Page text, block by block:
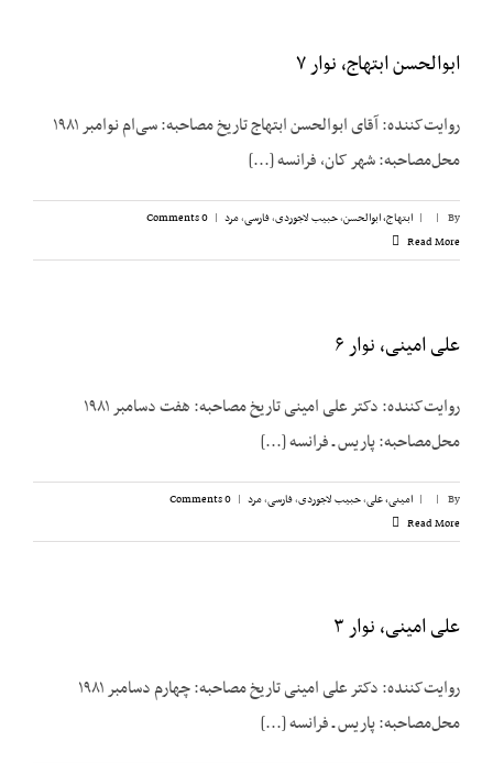
ابوالحسن ابتهاج، نوار ۷
روایت‌کننده: آقای ابوالحسن ابتهاج تاریخ مصاحبه: سی‌ام نوامبر ۱۹۸۱
محل‌مصاحبه: شهر کان، فرانسه [...]
By
|
| ابتهاج، ابوالحسن,حبیب لاجوردی,فارسی,مرد |
0 Comments
Read More
علی امینی، نوار ۶
روایت‌کننده: دکتر علی امینی تاریخ مصاحبه: هفت دسامبر ۱۹۸۱
محل‌مصاحبه: پاریس ـ فرانسه [...]
By
|
| امینی، علی,حبیب لاجوردی,فارسی,مرد |
0 Comments
Read More
علی امینی، نوار ۳
روایت‌کننده: دکتر علی امینی تاریخ مصاحبه: چهارم دسامبر ۱۹۸۱
محل‌مصاحبه: پاریس ـ فرانسه [...]